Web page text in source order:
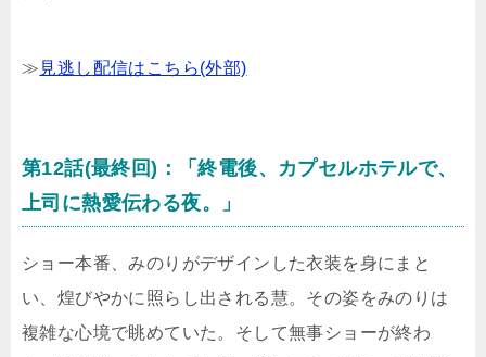
≫ 見逃し配信はこちら(外部)
第12話(最終回)：「終電後、カプセルホテルで、
上司に熱愛伝わる夜。」
ショー本番、みのりがデザインした衣装を身にまと
い、煌びやかに照らし出される慧。その姿をみのりは
複雑な心境で眺めていた。そして無事ショーが終わ